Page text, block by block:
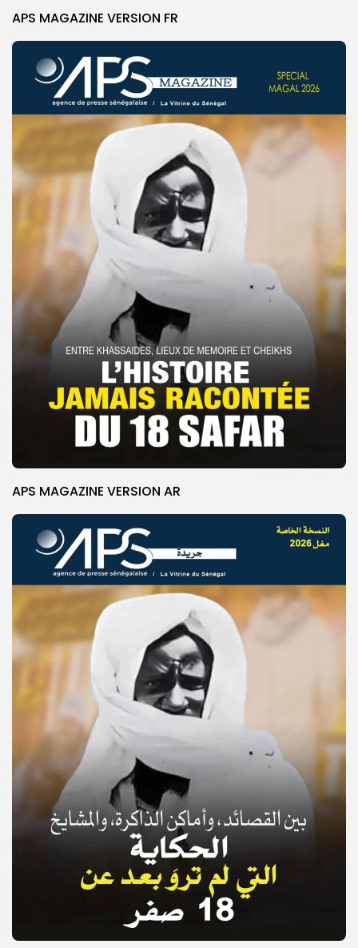
© Copyright 2025, APS
APS MAGAZINE VERSION FR
APS MAGAZINE VERSION AR